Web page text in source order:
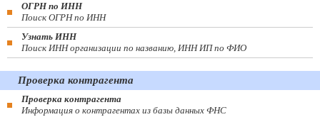
ОГРН по ИНН
Поиск ОГРН по ИНН
Узнать ИНН
Поиск ИНН организации по названию, ИНН ИП по ФИО
Проверка контрагента
Проверка контрагента
Информация о контрагентах из базы данных ФНС